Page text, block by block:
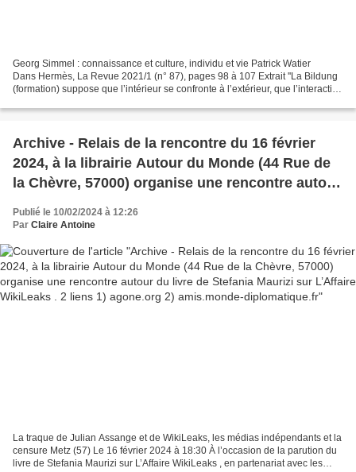
Georg Simmel : connaissance et culture, individu et vie Patrick Watier
Dans Hermès, La Revue 2021/1 (n° 87), pages 98 à 107 Extrait ''La Bildung
(formation) suppose que l’intérieur se confronte à l’extérieur, que l’interaction
Archive - Relais de la rencontre du 16 février
2024, à la librairie Autour du Monde (44 Rue de
la Chèvre, 57000) organise une rencontre autour
du livre de Stefania Maurizi sur L’Affaire
WikiLeaks . 2 liens 1) agone.org 2) amis.monde-
Publié le 10/02/2024 à 12:26
Par Claire Antoine
La traque de Julian Assange et de WikiLeaks, les médias indépendants et la
censure Metz (57) Le 16 février 2024 à 18:30 À l’occasion de la parution du
livre de Stefania Maurizi sur L’Affaire WikiLeaks , en partenariat avec les